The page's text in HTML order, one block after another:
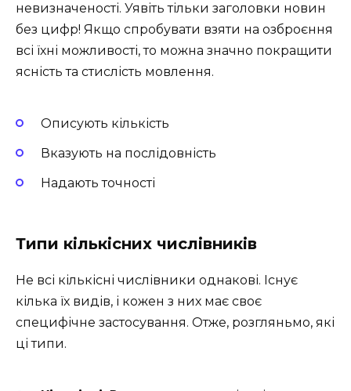
невизначеності. Уявіть тільки заголовки новин
без цифр! Якщо спробувати взяти на озброєння
всі їхні можливості, то можна значно покращити
ясність та стислість мовлення.
Описують кількість
Вказують на послідовність
Надають точності
Типи кількісних числівників
Не всі кількісні числівники однакові. Існує
кілька їх видів, і кожен з них має своє
специфічне застосування. Отже, розгляньмо, які
ці типи.